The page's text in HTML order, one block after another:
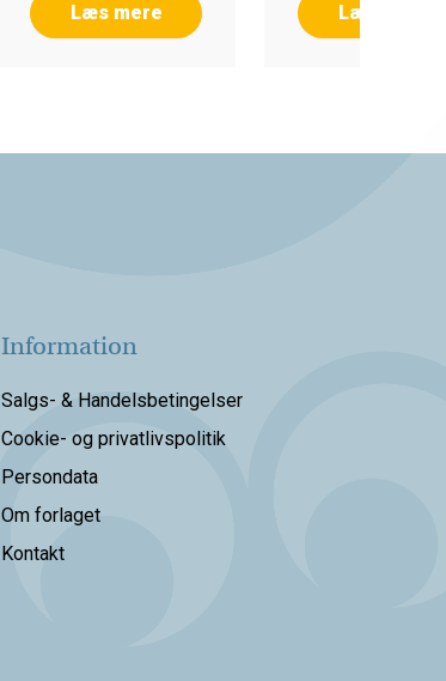
Læs mere Læs mere
Information
Salgs- & Handelsbetingelser
Cookie- og privatlivspolitik
Persondata
Om forlaget
Kontakt